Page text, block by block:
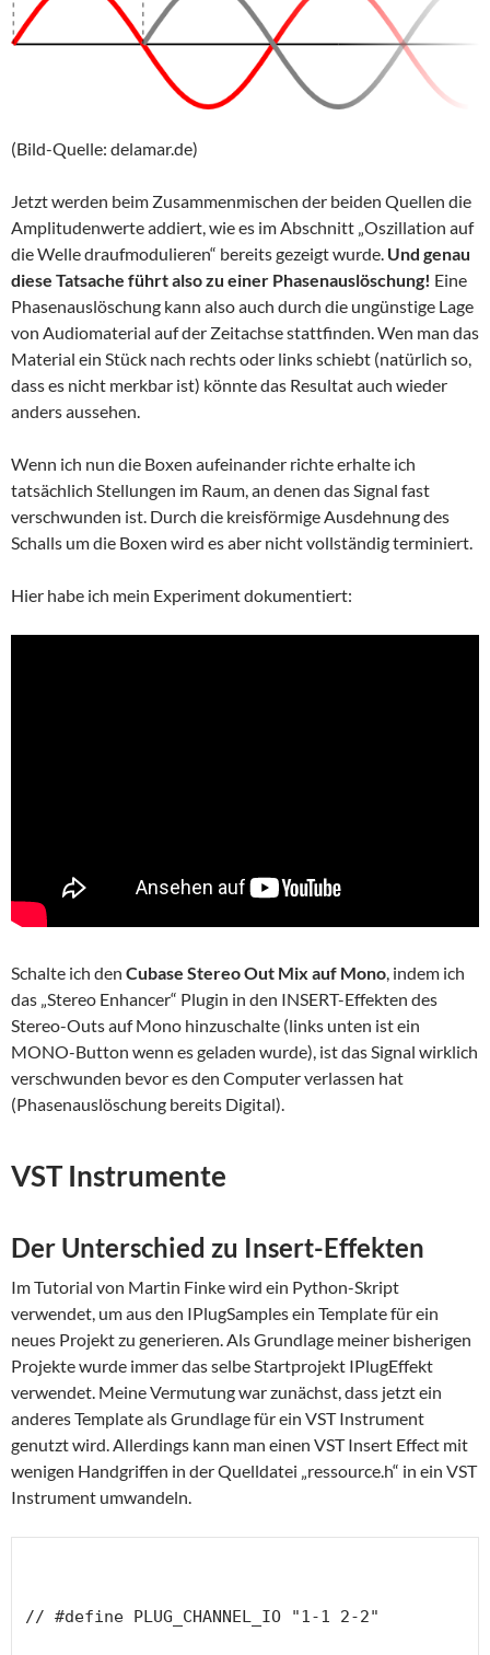
(Bild-Quelle: delamar.de)
Jetzt werden beim Zusammenmischen der beiden Quellen die
Amplitudenwerte addiert, wie es im Abschnitt „Oszillation auf
die Welle draufmodulieren“ bereits gezeigt wurde. Und genau
diese Tatsache führt also zu einer Phasenauslöschung! Eine
Phasenauslöschung kann also auch durch die ungünstige Lage
von Audiomaterial auf der Zeitachse stattfinden. Wen man das
Material ein Stück nach rechts oder links schiebt (natürlich so,
dass es nicht merkbar ist) könnte das Resultat auch wieder
anders aussehen.
Wenn ich nun die Boxen aufeinander richte erhalte ich
tatsächlich Stellungen im Raum, an denen das Signal fast
verschwunden ist. Durch die kreisförmige Ausdehnung des
Schalls um die Boxen wird es aber nicht vollständig terminiert.
Hier habe ich mein Experiment dokumentiert:
Schalte ich den Cubase Stereo Out Mix auf Mono, indem ich
das „Stereo Enhancer“ Plugin in den INSERT-Effekten des
Stereo-Outs auf Mono hinzuschalte (links unten ist ein
MONO-Button wenn es geladen wurde), ist das Signal wirklich
verschwunden bevor es den Computer verlassen hat
(Phasenauslöschung bereits Digital).
VST Instrumente
Der Unterschied zu Insert-Effekten
Im Tutorial von Martin Finke wird ein Python-Skript
verwendet, um aus den IPlugSamples ein Template für ein
neues Projekt zu generieren. Als Grundlage meiner bisherigen
Projekte wurde immer das selbe Startprojekt IPlugEffekt
verwendet. Meine Vermutung war zunächst, dass jetzt ein
anderes Template als Grundlage für ein VST Instrument
genutzt wird. Allerdings kann man einen VST Insert Effect mit
wenigen Handgriffen in der Quelldatei „ressource.h“ in ein VST
Instrument umwandeln.
// #define PLUG_CHANNEL_IO "1-1 2-2"